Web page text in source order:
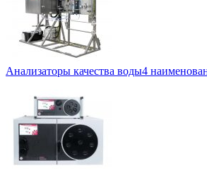
Анализаторы качества воды4